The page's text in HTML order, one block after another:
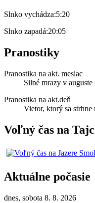
Slnko vychádza:5:20
Slnko zapadá:20:05
Pranostiky
Pranostika na akt. mesiac
Silné mrazy v
Pranostika na akt.deň
Vietor, ktorý sa
Voľný čas na
Aktuálne počasie
dnes, sobota 8. 8. 2026